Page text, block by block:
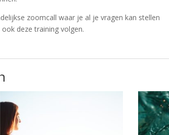
zoomcall waar je al je vragen kan stellen
deze training volgen.